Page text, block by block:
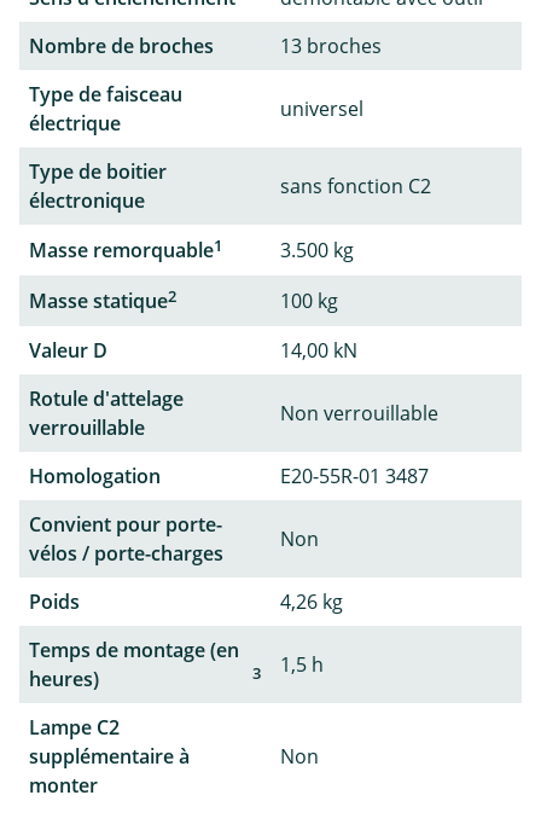
Nombre de broches
13 broches
Type de faisceau
électrique
universel
Type de boitier
électronique
sans fonction C2
Masse remorquable1
3.500 kg
Masse statique2
100 kg
Valeur D
14,00 kN
Rotule d'attelage
verrouillable
Non verrouillable
Homologation
E20-55R-01 3487
Convient pour porte-
vélos / porte-charges
Non
Poids
4,26 kg
Temps de montage (en
heures)
3 1,5 h
Lampe C2
supplémentaire à
monter
Non